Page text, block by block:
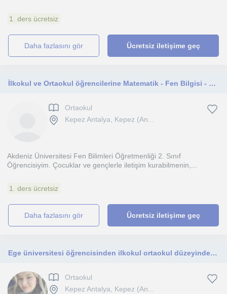
1. ders ücretsiz
daha fazlasını gör Ücretsiz iletişime geç
İlkokul ve Ortaokul öğrencilerine Matematik - Fen Bilgisi - Türkçe dersleri verilir. 8. Sınıf öğrencilerine LGS koçluğu yapılır
Ortaokul
Kepez Antalya, Kepez (An...
Akdeniz Üniversitesi Fen Bilimleri Öğretmenliği 2. Sınıf
Öğrencisiyim. Çocuklar ve gençlerle iletişim kurabilmenin,...
1. ders ücretsiz
daha fazlasını gör Ücretsiz iletişime geç
Ege üniversitesi öğrencisinden ilkokul ortaokul düzeyinde fen ve matematik dersi
Ortaokul
Kepez Antalya, Kepez (An...